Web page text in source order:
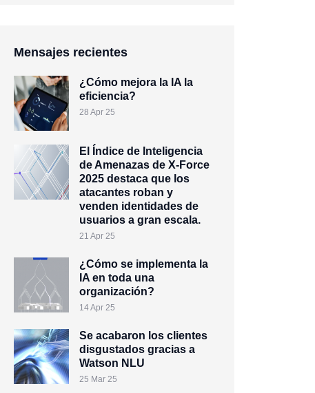
Mensajes recientes
¿Cómo mejora la IA la
eficiencia?
28 Apr 25
El Índice de Inteligencia
de Amenazas de X-Force
2025 destaca que los
atacantes roban y
venden identidades de
usuarios a gran escala.
21 Apr 25
¿Cómo se implementa la
IA en toda una
organización?
14 Apr 25
Se acabaron los clientes
disgustados gracias a
Watson NLU
25 Mar 25